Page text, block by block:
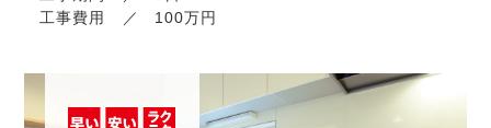
工事費用
100万円